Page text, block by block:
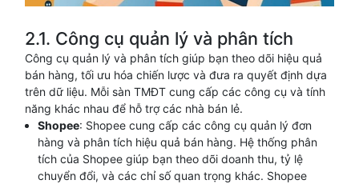
2.1. Công cụ quản lý và phân tích
Công cụ quản lý và phân tích giúp bạn theo dõi hiệu quả
bán hàng, tối ưu hóa chiến lược và đưa ra quyết định dựa
trên dữ liệu. Mỗi sàn TMĐT cung cấp các công cụ và tính
năng khác nhau để hỗ trợ các nhà bán lẻ.
Shopee: Shopee cung cấp các công cụ quản lý đơn
hàng và phân tích hiệu quả bán hàng. Hệ thống phân
tích của Shopee giúp bạn theo dõi doanh thu, tỷ lệ
chuyển đổi, và các chỉ số quan trọng khác. Shopee